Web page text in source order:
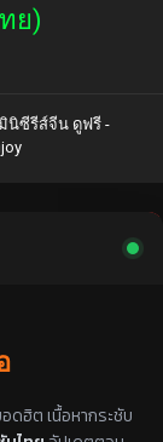
ย)
นิซีรีส์จีน ดูฟรี -
ดฮิต เนื้อหากระชับ